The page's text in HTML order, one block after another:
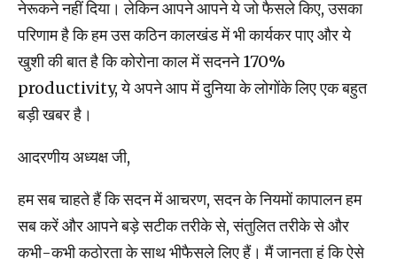
नेरूकने नहीं दिया। लेकिन आपने आपने ये जो फैसले किए, उसका
परिणाम है कि हम उस कठिन कालखंड में भी कार्यकर पाए और ये
खुशी की बात है कि कोरोना काल में सदनने 170%
productivity, ये अपने आप में दुनिया के लोगोंके लिए एक बहुत
बड़ी खबर है।
आदरणीय अध्यक्ष जी,
हम सब चाहते हैं कि सदन में आचरण, सदन के नियमों कापालन हम
सब करें और आपने बड़े सटीक तरीके से, संतुलित तरीके से और
कभी-कभी कठोरता के साथ भीफैसले लिए हैं। मैं जानता हूं कि ऐसे